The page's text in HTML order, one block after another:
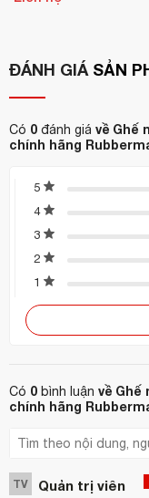
kênh:Tiki,Shopee.
ĐÁNH GIÁ SẢN
Có 0 đánh giá về Ghế
chính hãng
5
4
3
2
1
Có 0 bình luận về Ghế
chính hãng
TV Quản trị viên